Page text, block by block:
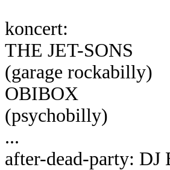
koncert:
THE JET-SONS
(garage rockabilly)
OBIBOX
(psychobilly)
...
after-dead-party: